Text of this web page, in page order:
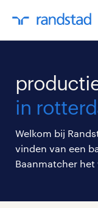
in
Welkom bij
vinden van een
Baanmatcher